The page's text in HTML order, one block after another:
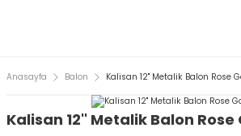
Anasayfa Balon Kalisan 12'' Metalik Balon Rose
Kalisan 12'' Metalik Balon Rose